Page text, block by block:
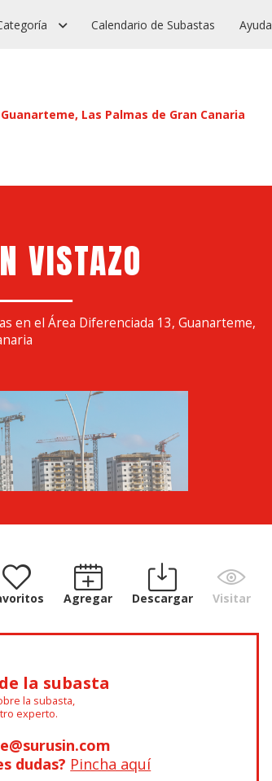
Calendario de Subastas Ayuda
Guanarteme, Las Palmas de Gran Canaria
VISTAZO
en el Área Diferenciada 13, Guanarteme,
Agregar Descargar Visitar
la subasta
la subasta,
experto.
dudas? Pincha aquí